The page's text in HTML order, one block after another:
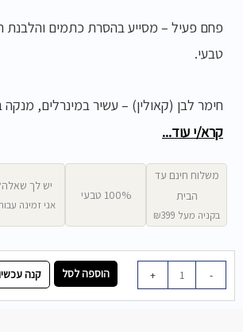
פחם פעיל – מסייע בהסרת כתמים והלבנת
טבעי.
חימר לבן (קאולין) – עשיר במינרלים, מנקה
את האמייל.
קסיליטול – ממתיק טבעי שתורם לבריאות
הצטברות חיידקים.
שמן אתרי מנטה – מעניק תחושת רעננות
לאורך זמן.
קרא/י עוד...
משלוח חינם עד
הבית
בקניה מעל ₪399
100% טבעי
יש לך
אני זמינה
-
כמות
אבקת
+ הוספה לסל קנה